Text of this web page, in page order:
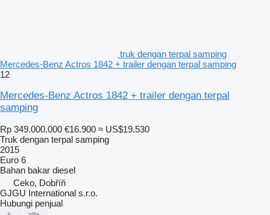
truk dengan terpal samping
Mercedes-Benz Actros 1842 + trailer dengan terpal samping
12
Mercedes-Benz Actros 1842 + trailer dengan terpal
samping
Rp 349.000.000 €16.900 ≈ US$19.530
Truk dengan terpal samping
2015
Euro 6
Bahan bakar diesel
Ceko, Dobříň
GJGU International s.r.o.
Hubungi penjual